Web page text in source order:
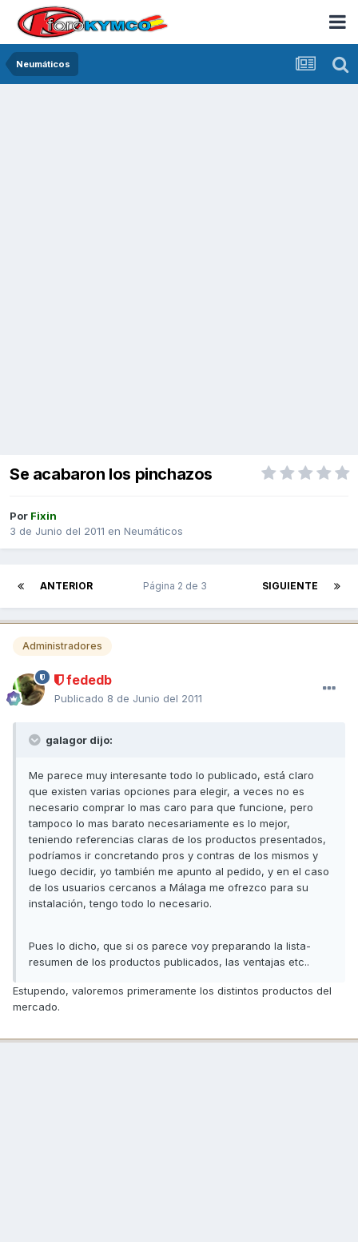
Neumáticos
Se acabaron los pinchazos
Por Fixin
3 de Junio del 2011 en Neumáticos
ANTERIOR SIGUIENTE
Página 2 de 3
Administradores
fededb
Publicado 8 de Junio del 2011
galagor dijo:
Me parece muy interesante todo lo publicado, está claro
que existen varias opciones para elegir, a veces no es
necesario comprar lo mas caro para que funcione, pero
tampoco lo mas barato necesariamente es lo mejor,
teniendo referencias claras de los productos presentados,
podríamos ir concretando pros y contras de los mismos y
luego decidir, yo también me apunto al pedido, y en el caso
de los usuarios cercanos a Málaga me ofrezco para su
instalación, tengo todo lo necesario.
Pues lo dicho, que si os parece voy preparando la lista-
resumen de los productos publicados, las ventajas etc..
Estupendo, valoremos primeramente los distintos productos del
mercado.